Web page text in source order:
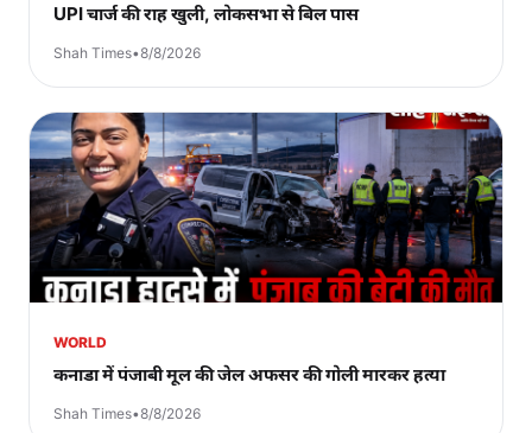
UPI चार्ज की राह खुली, लोकसभा से बिल पास
Shah Times•8/8/2026
WORLD
कनाडा में पंजाबी मूल की जेल अफसर की गोली मारकर हत्या
Shah Times•8/8/2026